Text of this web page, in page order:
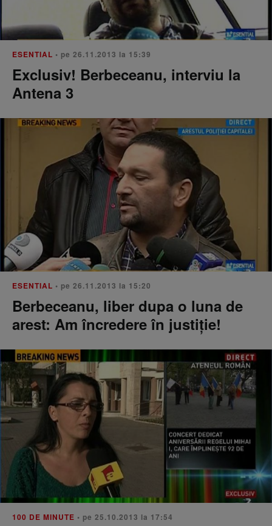
ESENTIAL • pe 26.11.2013 la 15:39
Exclusiv! Berbeceanu, interviu la
Antena 3
ESENTIAL • pe 26.11.2013 la 15:20
Berbeceanu, liber dupa o luna de
arest: Am încredere în justiţie!
100 DE MINUTE • pe 25.10.2013 la 17:54